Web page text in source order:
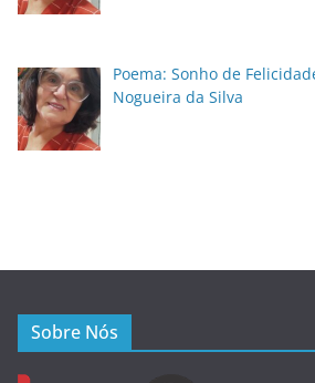
Poema: Sonho de
Nogueira da Silva
Sobre Nós